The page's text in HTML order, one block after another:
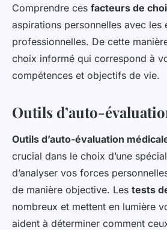
Comprendre ces facteurs de
aspirations personnelles avec les
professionnelles. De cette
choix informé qui correspond à
compétences et objectifs de vie.
Outils d’auto-
Outils d’auto-évaluation
crucial dans le choix d’une
d’analyser vos forces
de manière objective. Les tests
nombreux et mettent en lumière
aident à déterminer comment